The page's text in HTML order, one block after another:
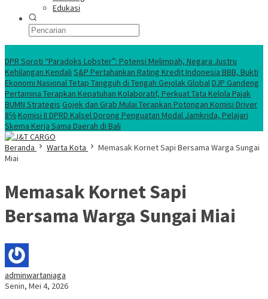
Edukasi
DPR Soroti “Paradoks Lobster”: Potensi Melimpah, Negara Justru
Kehilangan Kendali S&P Pertahankan Rating Kredit Indonesia BBB, Bukti
Ekonomi Nasional Tetap Tangguh di Tengah Gejolak GlobalDJP Gandeng
Pertamina Terapkan Kepatuhan Kolaboratif, Perkuat Tata Kelola Pajak
BUMN Strategis Gojek dan Grab Mulai Terapkan Potongan Komisi Driver
8℅Komisi II DPRD Kalsel Dorong Penguatan Modal Jamkrida, Pelajari
Skema Kerja Sama Daerah di Bali
Beranda
Warta Kota
Memasak Kornet Sapi Bersama Warga Sungai
Miai
Memasak Kornet Sapi
Bersama Warga Sungai Miai
adminwartaniaga
Senin, Mei 4, 2026